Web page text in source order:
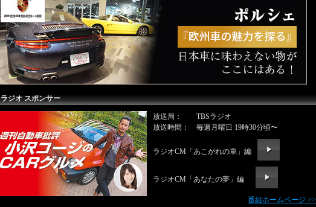
ラジオ スポンサー
放送局： TBSラジオ
放送時間： 毎週月曜日 19時30分頃〜
ラジオCM「あこがれの車」編
ラジオCM「あなたの夢」編
番組ホームページ >>